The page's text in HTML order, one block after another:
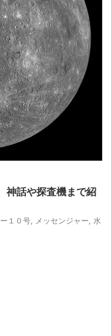
神話や探査機まで紹
１０号 メッセンジャー
水